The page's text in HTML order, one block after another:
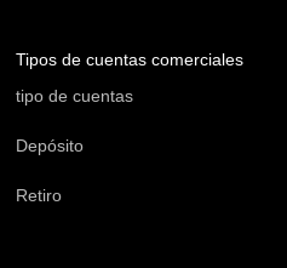
Tipos de cuentas comerciales
tipo de cuentas
Depósito
Retiro